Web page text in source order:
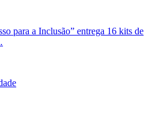
para a Inclusão” entrega 16 kits de